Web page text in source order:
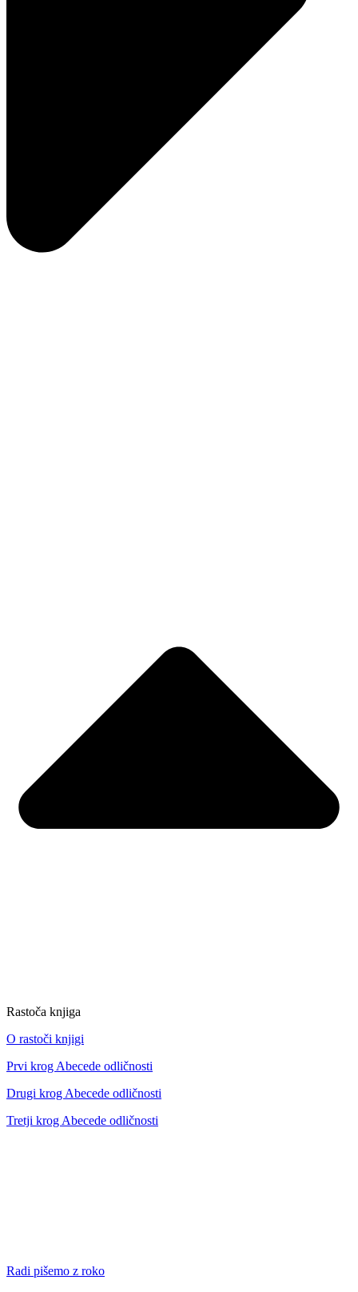
Rastoča knjiga
O rastoči knjigi
Prvi krog Abecede odličnosti
Drugi krog Abecede odličnosti
Tretji krog Abecede odličnosti
Radi pišemo z roko